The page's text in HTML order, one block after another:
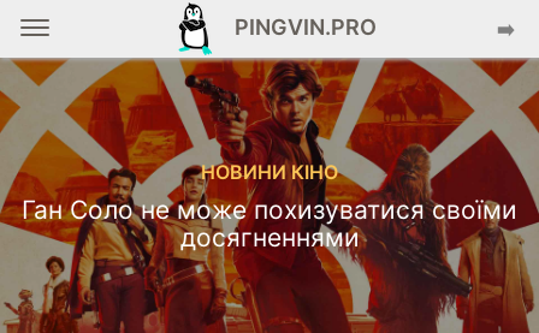
PINGVIN.PRO ➡️
НОВИНИ КІНО
Ган Соло не може похизуватися своїми
досягненнями